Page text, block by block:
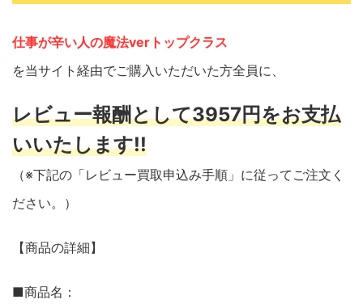
仕事が辛い人の魔法verトップクラス
を当サイト経由でご購入いただいた方全員に、
レビュー報酬として3957円をお支払
いいたします!!
（※下記の「レビュー買取申込み手順」に従ってご注文く
ださい。）
【商品の詳細】
■商品名：